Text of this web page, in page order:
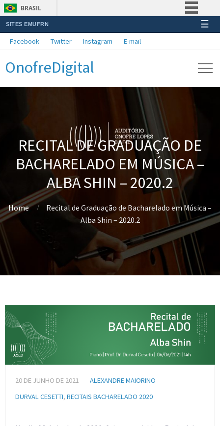
BRASIL
Simplifique!
Acesso à informação
Legislação
Canais
SITES EMUFRN ☰
Facebook Twitter Instagram E-mail
OnofreDigital
RECITAL DE GRADUAÇÃO DE
BACHARELADO EM MÚSICA –
ALBA SHIN – 2020.2
Home
Recital de Graduação de Bacharelado em Música –
Alba Shin – 2020.2
20 DE JUNHO DE 2021
ALEXANDRE MAIORINO
DURVAL CESETTI, RECITAIS BACHARELADO 2020